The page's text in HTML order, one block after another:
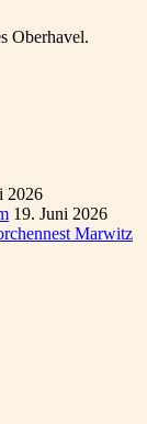
Oberhavel.
2026
19. Juni 2026
Marwitz